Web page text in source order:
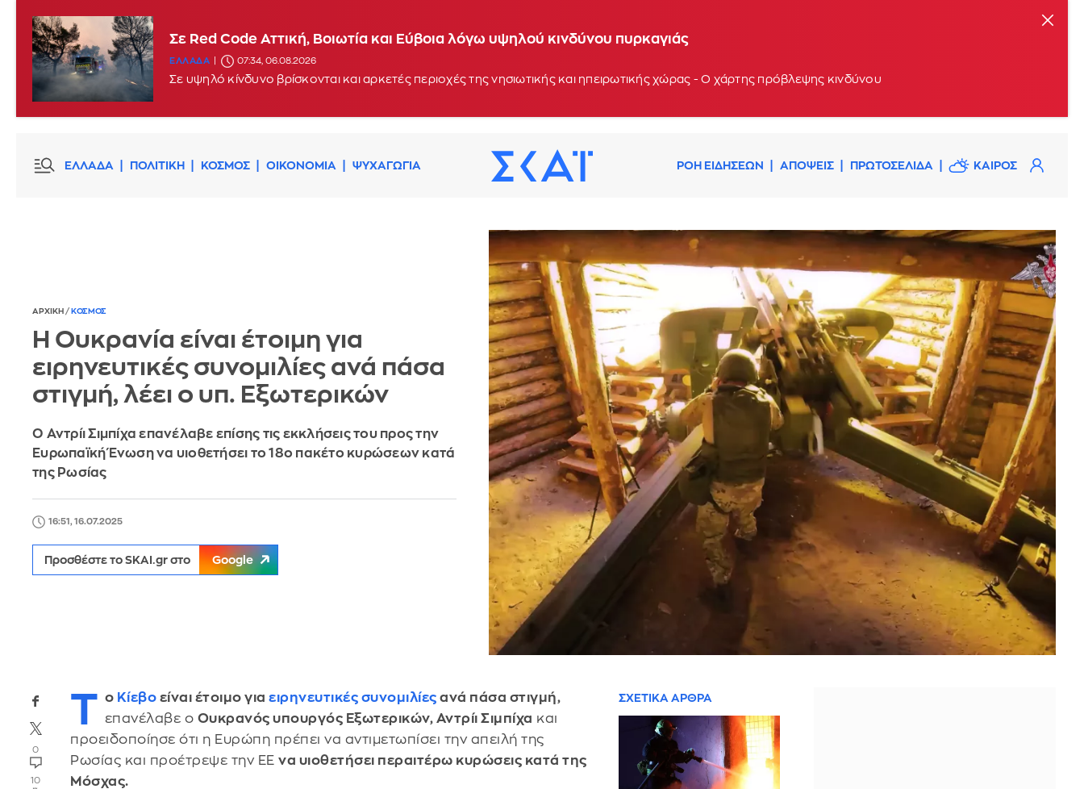
Σε Red Code Αττική, Βοιωτία και Εύβοια λόγω υψηλού κινδύνου πυρκαγιάς
ΕΛΛΑΔΑ 07:34, 06.08.2026
Σε υψηλό κίνδυνο βρίσκονται και αρκετές περιοχές της νησιωτικής και ηπειρωτικής χώρας - Ο χάρτης πρόβλεψης κινδύνου
ΕΛΛΑΔΑ ΠΟΛΙΤΙΚΗ ΚΟΣΜΟΣ ΟΙΚΟΝΟΜΙΑ ΨΥΧΑΓΩΓΙΑ ΡΟΗ ΕΙΔΗΣΕΩΝ ΑΠΟΨΕΙΣ ΠΡΩΤΟΣΕΛΙΔΑ ΚΑΙΡΟΣ
ΑΡΧΙΚΗ / ΚΟΣΜΟΣ
Η Ουκρανία είναι έτοιμη για
ειρηνευτικές συνομιλίες ανά πάσα
στιγμή, λέει ο υπ. Εξωτερικών
Ο Αντρίι Σιμπίχα επανέλαβε επίσης τις εκκλήσεις του προς την
Ευρωπαϊκή Ένωση να υιοθετήσει το 18ο πακέτο κυρώσεων κατά
της Ρωσίας
16:51, 16.07.2025
Προσθέστε το SKAI.gr στο Google
0
10
Τ ο Κίεβο είναι έτοιμο γιαειρηνευτικές συνομιλίεςανά πάσα στιγμή,
επανέλαβε ο Ουκρανός υπουργός Εξωτερικών, Αντρίι Σιμπίχα και
προειδοποίησε ότι η Ευρώπη πρέπει να αντιμετωπίσει την απειλή της
Ρωσίας και προέτρεψε την ΕΕνα υιοθετήσει περαιτέρω κυρώσεις κατά της
Μόσχας.
ΣΧΕΤΙΚΑ ΑΡΘΡΑ